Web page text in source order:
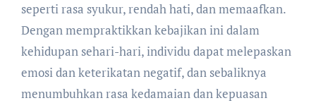
seperti rasa syukur, rendah hati, dan memaafkan.
Dengan mempraktikkan kebajikan ini dalam
kehidupan sehari-hari, individu dapat melepaskan
emosi dan keterikatan negatif, dan sebaliknya
menumbuhkan rasa kedamaian dan kepuasan